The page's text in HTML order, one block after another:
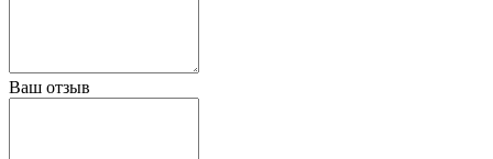
Ваш отзыв